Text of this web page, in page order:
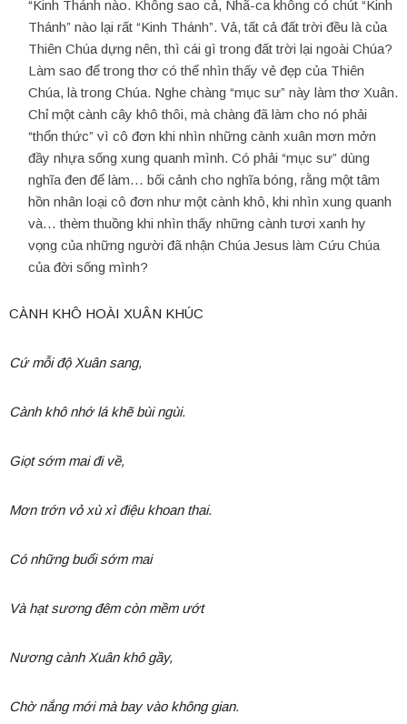
“Kinh Thánh nào. Không sao cả, Nhã-ca không có chút “Kinh
Thánh” nào lại rất “Kinh Thánh”. Vả, tất cả đất trời đều là của
Thiên Chúa dựng nên, thì cái gì trong đất trời lại ngoài Chúa?
Làm sao để trong thơ có thể nhìn thấy vẻ đẹp của Thiên
Chúa, là trong Chúa. Nghe chàng “mục sư” này làm thơ Xuân.
Chỉ một cành cây khô thôi, mà chàng đã làm cho nó phải
“thổn thức” vì cô đơn khi nhìn những cành xuân mơn mởn
đầy nhựa sống xung quanh mình. Có phải “mục sư” dùng
nghĩa đen để làm… bối cảnh cho nghĩa bóng, rằng một tâm
hồn nhân loại cô đơn như một cành khô, khi nhìn xung quanh
và… thèm thuồng khi nhìn thấy những cành tươi xanh hy
vọng của những người đã nhận Chúa Jesus làm Cứu Chúa
của đời sống mình?
CÀNH KHÔ HOÀI XUÂN KHÚC
Cứ mỗi độ Xuân sang,
Cành khô nhớ lá khẽ bùi ngùi.
Giọt sớm mai đi về,
Mơn trớn vỏ xù xì điệu khoan thai.
Có những buổi sớm mai
Và hạt sương đêm còn mềm ướt
Nương cành Xuân khô gầy,
Chờ nắng mới mà bay vào không gian.